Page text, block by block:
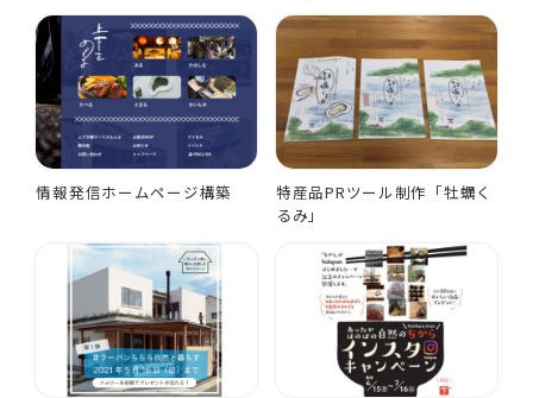
情報発信ホームページ構築
特産品PRツール制作「牡蠣く
るみ」